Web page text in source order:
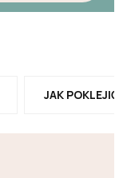
JAK POKLEJIĆ